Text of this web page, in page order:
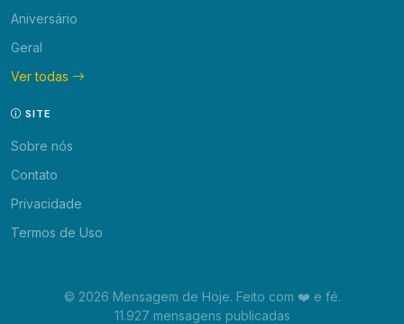
Aniversário
Geral
Ver todas
SITE
Sobre nós
Contato
Privacidade
Termos de Uso
© 2026 Mensagem de Hoje. Feito com ❤️ e fé.
11.927 mensagens publicadas